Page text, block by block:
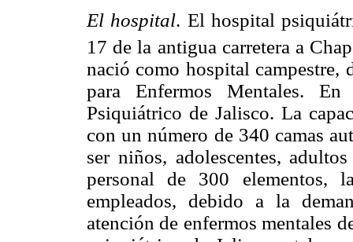
El hospital. El hospital
17 de la antigua carretera a
nació como hospital campestre,
para Enfermos Mentales.
Psiquiátrico de Jalisco. La
con un número de 340 camas
ser niños, adolescentes,
personal de 300
empleados, debido a la
atención de enfermos mentales